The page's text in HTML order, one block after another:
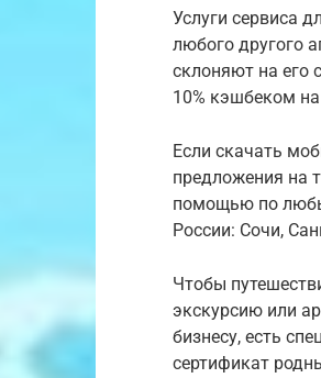
Услуги сервиса
любого другого
склоняют на его
10% кэшбеком
Если скачать
предложения на
помощью по
России: Сочи,
Чтобы
экскурсию или
бизнесу, есть
сертификат